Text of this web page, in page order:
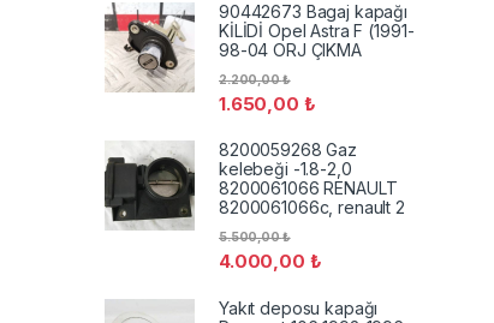
90442673 Bagaj kapağı
KİLİDİ Opel Astra F (1991-
98-04 ORJ ÇIKMA
1.650,00 ₺
2.200,00₺
8200059268 Gaz
kelebeği -1.8-2,0
8200061066 RENAULT
8200061066c, renault 2
4.000,00 ₺
5.500,00₺
Yakıt deposu kapağı